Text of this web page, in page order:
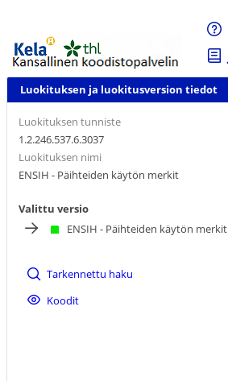
Luokituksen ja luokitusversion tiedot
Luokituksen tunniste
1.2.246.537.6.3037
Luokituksen nimi
ENSIH - Päihteiden käytön merkit
Valittu versio
ENSIH - Päihteiden käytön merkit
Tarkennettu haku
Koodit